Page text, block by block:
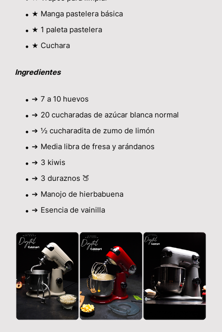
★ Manga pastelera básica
★ 1 paleta pastelera
★ Cuchara
Ingredientes
➔ 7 a 10 huevos
➔ 20 cucharadas de azúcar blanca normal
➔ ½ cucharadita de zumo de limón
➔ Media libra de fresa y arándanos
➔ 3 kiwis
➔ 3 duraznos 🍑
➔ Manojo de hierbabuena
➔ Esencia de vainilla